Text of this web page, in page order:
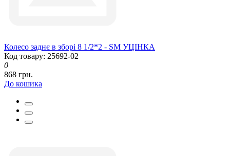
Колесо заднє в зборі 8 1/2*2 - SM УЦІНКА
Код товару: 25692-02
0
868 грн.
До кошика